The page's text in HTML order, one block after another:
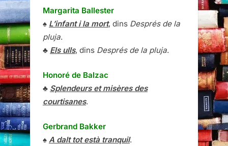
Margarita Ballester
♠ L’infant i la mort, dins Després de la
pluja.
♣ Els ulls, dins Després de la pluja.
Honoré de Balzac
♣ Splendeurs et misères des
courtisanes.
Gerbrand Bakker
♠ A dalt tot està tranquil.